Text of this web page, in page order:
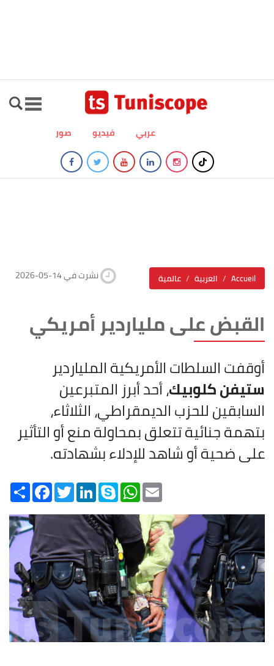
صور فيديو عربي
عالمية العربية Accueil 2026-05-14 نشرت في
القبض على ملياردير أمريكي
أوقفت السلطات الأمريكية الملياردير
ستيفن كلوبيك، أحد أبرز المتبرعين
السابقين للحزب الديمقراطي، الثلاثاء،
بتهمة جنائية تتعلق بمحاولة منع أو التأثير
على ضحية أو شاهد للإدلاء بشهادته.
Share
FacebookTwitterLinkedInSkype
WhatsAppEmail